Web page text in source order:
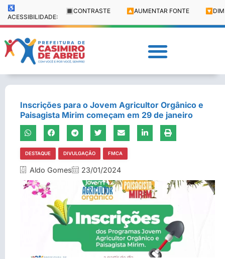
♿
ACESSIBILIDADE:
🔳 CONTRASTE 🔼 AUMENTAR FONTE 🔽
Inscrições para o Jovem Agricultor Orgânico e
Paisagista Mirim começam em 29 de janeiro
DESTAQUE DIVULGAÇÃO FMCA
Aldo Gomes 23/01/2024